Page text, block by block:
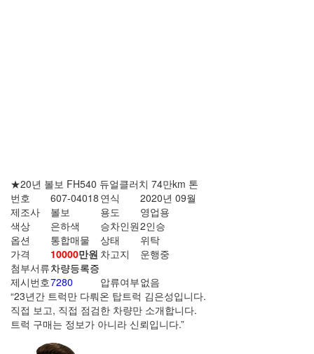
★20년 볼보 FH540 듀얼클러치 74만km 톤
번호
607-04018 연식
2020년 09월
제조사
볼보 용도
영업용
색상
은하색 승차인원2인승
옵션
통합매물 상태
위탁
가격
10000만원 차고지
운행중
첨부서류차량등록증
제시번호7280 압류여부없음
“23년간 트럭만 다뤄온 탑트럭 김은성입니다.
직접 보고, 직접 점검한 차량만 소개합니다.
트럭 구매는 정보가 아니라 신뢰입니다.”